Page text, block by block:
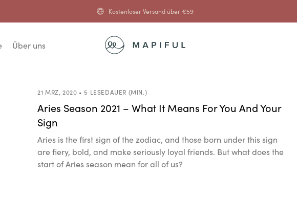
Kostenloser Versand über€59
Über uns
21 MRZ, 2020 • 5 LESEDAUER (MIN.)
Aries Season 2021 – What It Means For You And Your
Sign
Aries is the first sign of the zodiac, and those born under this sign
are fiery, bold, and make seriously loyal friends. But what does the
start of Aries season mean for all of us?